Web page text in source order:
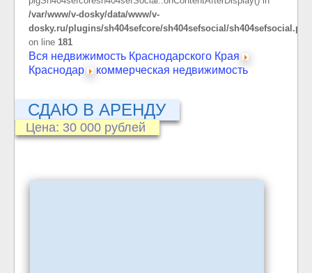
/var/www/v-dosky/data/www/v-
dosky.ru/plugins/sh404sefcore/sh404sefsocial/sh404sefsocial.php
on line 181
Вся недвижимость Краснодарского Края
Краснодар
коммерческая недвижимость
СДАЮ В АРЕНДУ
Цена: 30 000 рублей